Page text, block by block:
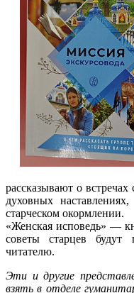
рассказывают о
духовных
старческом окормлении.
«Женская исповедь» —
советы старцев будут
читателю.
Эти и другие
взять в отделе